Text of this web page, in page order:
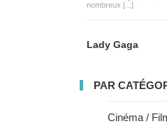
nombreux [...]
Lady Gaga
PAR
Cinéma /